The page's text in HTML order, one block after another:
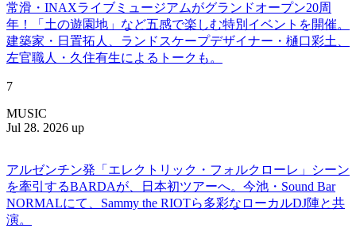
常滑・INAXライブミュージアムがグランドオープン20周
年！「土の遊園地」など五感で楽しむ特別イベントを開催。
建築家・日置拓人、ランドスケープデザイナー・樋口彩土、
左官職人・久住有生によるトークも。
7
MUSIC
Jul 28. 2026 up
アルゼンチン発「エレクトリック・フォルクローレ」シーン
を牽引するBARDAが、日本初ツアーへ。今池・Sound Bar
NORMALにて、Sammy the RIOTら多彩なローカルDJ陣と共
演。